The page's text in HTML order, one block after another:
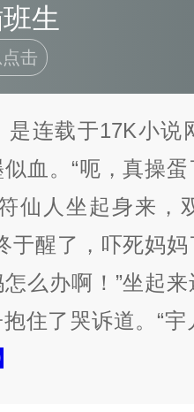
生
击
是连载于17K小
血。“呃，真操
仙人坐起身来，
于醒了，吓死妈
么办啊！”坐起
住了哭诉道。“